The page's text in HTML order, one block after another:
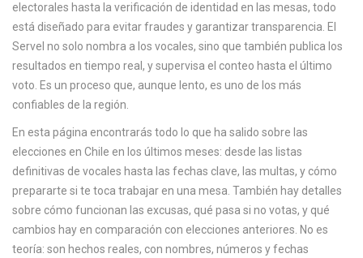
electorales hasta la verificación de identidad en las mesas, todo
está diseñado para evitar fraudes y garantizar transparencia. El
Servel no solo nombra a los vocales, sino que también publica los
resultados en tiempo real, y supervisa el conteo hasta el último
voto. Es un proceso que, aunque lento, es uno de los más
confiables de la región.
En esta página encontrarás todo lo que ha salido sobre las
elecciones en Chile en los últimos meses: desde las listas
definitivas de vocales hasta las fechas clave, las multas, y cómo
prepararte si te toca trabajar en una mesa. También hay detalles
sobre cómo funcionan las excusas, qué pasa si no votas, y qué
cambios hay en comparación con elecciones anteriores. No es
teoría: son hechos reales, con nombres, números y fechas